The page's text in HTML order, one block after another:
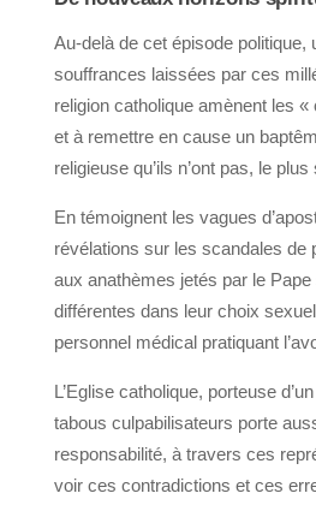
Au-delà de cet épisode politique,
souffrances laissées par ces
religion catholique amènent les «
et à remettre en cause un
religieuse qu’ils n’ont pas, le
En témoignent les vagues
révélations sur les scandales de
aux anathèmes jetés par le
différentes dans leur choix
personnel médical pratiquant
L’Eglise catholique, porteuse
tabous culpabilisateurs porte
responsabilité, à travers ces
voir ces contradictions et ces